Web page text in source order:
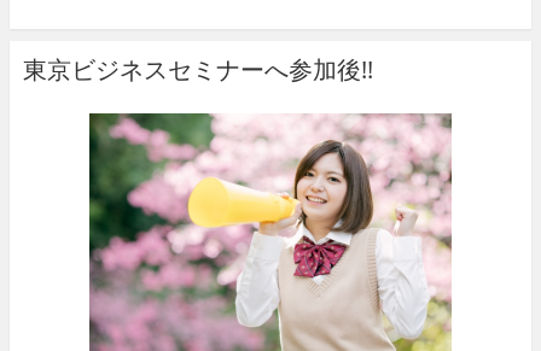
東京ビジネスセミナーへ参加後!!